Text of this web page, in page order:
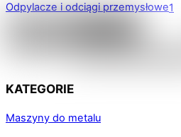
Odpylacze i odciągi przemysłowe1
KATEGORIE
Maszyny do metalu